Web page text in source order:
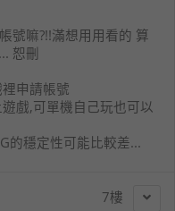
號嘛?!!滿想用用看的 算
恕刪
申請帳號
戲,可單機自己玩也可以
的穩定性可能比較差...
7